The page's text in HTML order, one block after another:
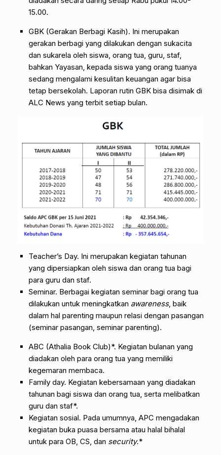
15.00.
GBK (Gerakan Berbagi Kasih). Ini merupakan
gerakan berbagi yang dilakukan dengan sukacita
dan sukarela oleh siswa, orang tua, guru, staf,
bahkan Yayasan, kepada siswa yang orang tuanya
sedang mengalami kesulitan keuangan agar bisa
tetap bersekolah. Laporan rutin GBK bisa disimak di
ALC News yang terbit setiap bulan.
Teacher’s Day. Ini merupakan kegiatan tahunan
yang dipersiapkan oleh siswa dan orang tua bagi
para guru dan staf.
Seminar. Berbagai kegiatan seminar bagi orang tua
dilakukan untuk meningkatkan awareness, baik
dalam hal parenting maupun relasi dengan pasangan
(seminar pasangan, seminar parenting).
ABC (Athalia Book Club)*. Kegiatan bulanan yang
diadakan oleh para orang tua yang memiliki
kegemaran membaca.
Family day. Kegiatan kebersamaan yang diadakan
tahunan bagi siswa dan orang tua, serta melibatkan
guru dan staf*.
Kegiatan sosial. Pada umumnya, APC mengadakan
kegiatan buka puasa bersama atau halal bihalal
untuk para OB, CS, dan security.*